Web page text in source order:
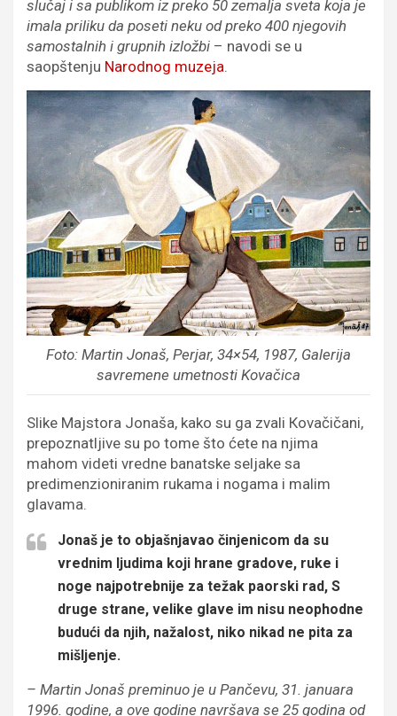
slučaj i sa publikom iz preko 50 zemalja sveta koja je
imala priliku da poseti neku od preko 400 njegovih
samostalnih i grupnih izložbi – navodi se u
saopštenju Narodnog muzeja.
Foto: Martin Jonaš, Perjar, 34×54, 1987, Galerija
savremene umetnosti Kovačica
Slike Majstora Jonaša, kako su ga zvali Кovačičani,
prepoznatljive su po tome što ćete na njima
mahom videti vredne banatske seljake sa
predimenzioniranim rukama i nogama i malim
glavama.
Jonaš je to objašnjavao činjenicom da su
vrednim ljudima koji hrane gradove, ruke i
noge najpotrebnije za težak paorski rad, S
druge strane, velike glave im nisu neophodne
budući da njih, nažalost, niko nikad ne pita za
mišljenje.
– Martin Jonaš preminuo je u Pančevu, 31. januara
1996. godine, a ove godine navršava se 25 godina od